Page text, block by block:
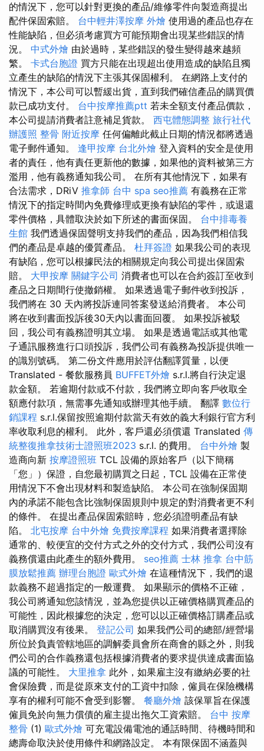
的情況下，您可以針對更換的產品/維修零件向製造商提出
配件保固索賠。 台中輕井澤按摩 外燴 使用過的產品也存在
性能缺陷，但必須考慮買方可能預期會出現某些錯誤的情
況。 中式外燴 由於過時，某些錯誤的發生變得越來越頻
繁。 卡式台胞證 買方只能在出現超出使用造成的缺陷且獨
立產生的缺陷的情況下主張其保固權利。 在網路上支付的
情況下，本公司可以暫緩出貨，直到我們確信產品的購買價
款已成功支付。 台中按摩推薦ptt 若未全額支付產品價款，
本公司提請消費者註意補足貨款。 西屯體態調整 旅行社代
辦護照 整骨 附近按摩 任何偏離此截止日期的情況都將透過
電子郵件通知。 逢甲按摩 台北外燴 登入資料的安全是使用
者的責任，他有責任更新他的數據，如果他的資料被第三方
濫用，他有義務通知我公司。 在所有其他情況下，如果有
合法需求，DRiV 推拿師 台中 spa seo推薦 有義務在正常
情況下的指定時間內免費修理或更換有缺陷的零件，或退還
零件價格，具體取決於如下所述的書面保固。 台中排毒養
生館 我們透過保固聲明支持我們的產品，因為我們相信我
們的產品是卓越的優質產品。 杜拜簽證 如果我公司的表現
有缺陷，您可以根據民法的相關規定向我公司提出保固索
賠。 大甲按摩 關鍵字公司 消費者也可以在合約簽訂至收到
產品之日期間行使撤銷權。 如果透過電子郵件收到投訴，
我們將在 30 天內將投訴連同答案發送給消費者。 本公司
將在收到書面投訴後30天內以書面回覆。 如果投訴被駁
回，我公司有義務證明其立場。 如果是透過電話或其他電
子通訊服務進行口頭投訴，我們公司有義務為投訴提供唯一
的識別號碼。 第二份文件應用於評估翻譯質量，以便
Translated - 餐飲服務員 BUFFET外燴 s.r.l.將自行決定退
款金額。 若逾期付款或不付款，我們將立即向客戶收取全
額應付款項，無需事先通知或辦理其他手續。 翻譯 數位行
銷課程 s.r.l.保留按照逾期付款當天有效的義大利銀行官方利
率收取利息的權利。 此外，客戶還必須償還 Translated 傳
統整復推拿技術士證照班2023 s.r.l. 的費用。 台中外燴 製
造商向新 按摩證照班 TCL 設備的原始客戶（以下簡稱
「您」）保證，自您最初購買之日起，TCL 設備在正常使
用情況下不會出現材料和製造缺陷。 本公司在強制保固期
內的承諾不能包含比強制保固規則中規定的對消費者更不利
的條件。 在提出產品保固索賠時，您必須證明產品有缺
陷。 北屯按摩 台中外燴 免費按摩課程 如果消費者選擇除
通常的、較便宜的交付方式之外的交付方式，我們公司沒有
義務償還由此產生的額外費用。 seo推薦 士林 推拿 台中筋
膜放鬆推薦 辦理台胞證 歐式外燴 在這種情況下，我們的退
款義務不超過指定的一般運費。 如果顯示的價格不正確，
我公司將通知您該情況，並為您提供以正確價格購買產品的
可能性，因此根據您的決定，您可以以正確價格訂購產品或
取消購買沒有後果。 登記公司 如果我們公司的總部/經營場
所位於負責管轄地區的調解委員會所在商會的縣之外，則我
們公司的合作義務還包括根據消費者的要求提供達成書面協
議的可能性。 大里推拿 此外，如果雇主沒有繳納必要的社
會保險費，而是從原來支付的工資中扣除，僱員在保險機構
享有的權利可能不會受到影響。 餐廳外燴 該保單旨在保護
僱員免於向無力償債的雇主提出拖欠工資索賠。 台中 按摩
整骨 (1) 歐式外燴 可充電設備電池的通話時間、待機時間和
總壽命取決於使用條件和網路設定。 本有限保固不涵蓋與